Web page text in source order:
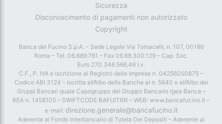
Sicurezza
Disconoscimento di pagamenti non autorizzato
Copyright
Banca del Fucino S.p.A. – Sede Legale Via Tomacelli, n. 107, 00186
Roma – Tel. 06.689.761 – Fax 06.68.300.129 – Cap. Soc.
Euro 270.346.566,46 i.v.
C.F., P. IVA e Iscrizione al Registro delle Imprese n. 04256050875 –
Codice ABI 3124 - Iscritta all’Albo delle Banche al n. 5640 e all’Albo dei
Gruppi Bancari quale Capogruppo del Gruppo Bancario Igea Banca –
REA n. 1458105 – SWIFTCODE BAFUITRR – WEB: www.bancafucino.it –
e-mail: direzione.generale@bancafucino.it
Aderente al Fondo Interbancario di Tutela Dei Depositi – Aderente al